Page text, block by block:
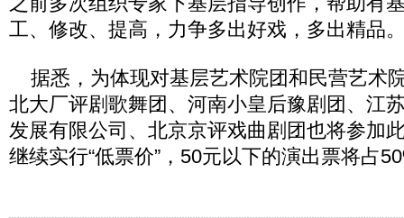
工、修改、提高，力争多出好戏，多出精品
据悉，为体现对基层艺术院团和民营艺术
北大厂评剧歌舞团、河南小皇后豫剧团、江
发展有限公司、北京京评戏曲剧团也将参加
继续实行“低票价”，50元以下的演出票将占